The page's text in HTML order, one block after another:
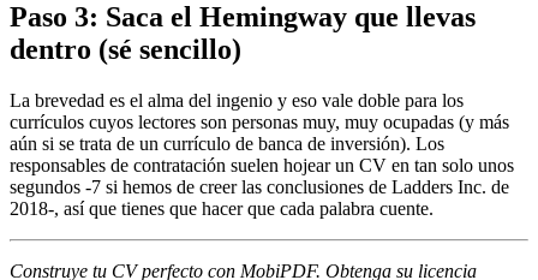
Paso 3: Saca el Hemingway que llevas
dentro (sé sencillo)
La brevedad es el alma del ingenio y eso vale doble para los
currículos cuyos lectores son personas muy, muy ocupadas (y más
aún si se trata de un currículo de banca de inversión). Los
responsables de contratación suelen hojear un CV en tan solo unos
segundos -7 si hemos de creer las conclusiones de Ladders Inc. de
2018-, así que tienes que hacer que cada palabra cuente.
Construye tu CV perfecto con MobiPDF. Obtenga su licencia